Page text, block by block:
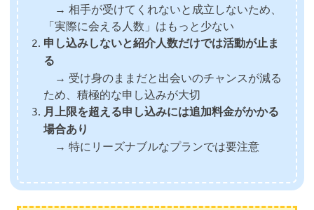
→ 相手が受けてくれないと成立しないため、
「実際に会える人数」はもっと少ない
申し込みしないと紹介人数だけでは活動が止ま
る
→ 受け身のままだと出会いのチャンスが減る
ため、積極的な申し込みが大切
月上限を超える申し込みには追加料金がかかる
場合あり
→ 特にリーズナブルなプランでは要注意